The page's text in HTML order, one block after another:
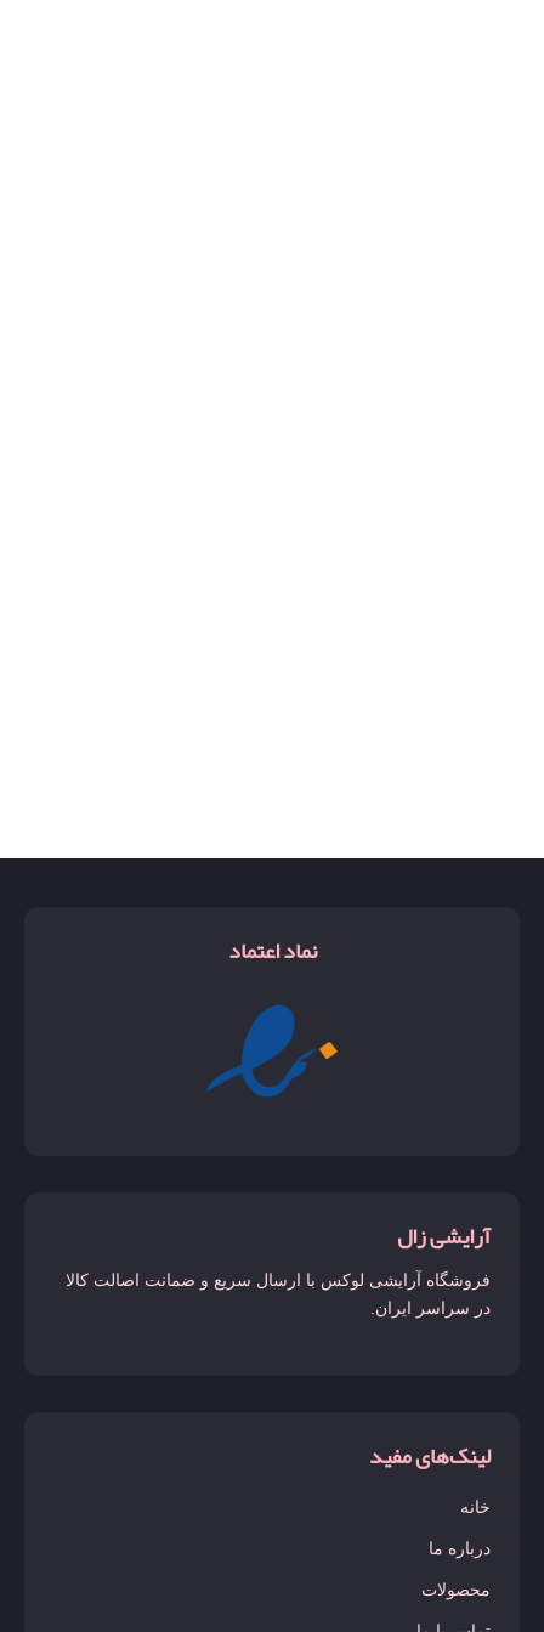
نماد اعتماد
آرایشی زال
فروشگاه آرایشی لوکس با ارسال سریع و ضمانت اصالت کالا
در سراسر ایران.
لینک‌های مفید
خانه
درباره ما
محصولات